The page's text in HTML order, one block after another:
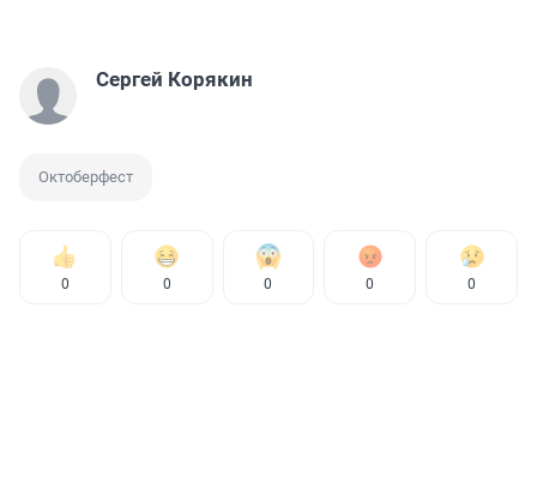
Сергей Корякин
Октоберфест
0 0 0 0 0